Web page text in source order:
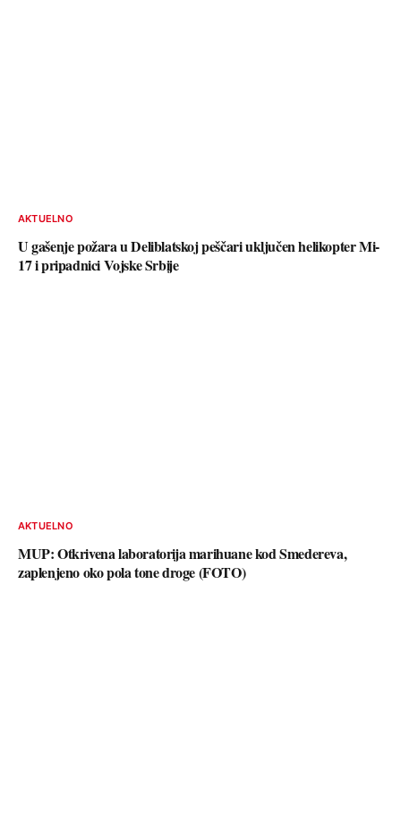
AKTUELNO
U gašenje požara u Deliblatskoj peščari uključen helikopter Mi-
17 i pripadnici Vojske Srbije
AKTUELNO
MUP: Otkrivena laboratorija marihuane kod Smedereva,
zaplenjeno oko pola tone droge (FOTO)